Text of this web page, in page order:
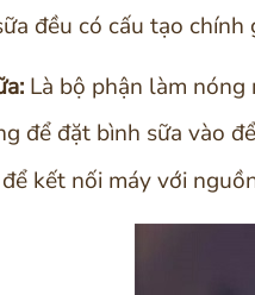
đều có cấu tạo
Là bộ phận làm nóng
để đặt bình sữa vào
kết nối máy với